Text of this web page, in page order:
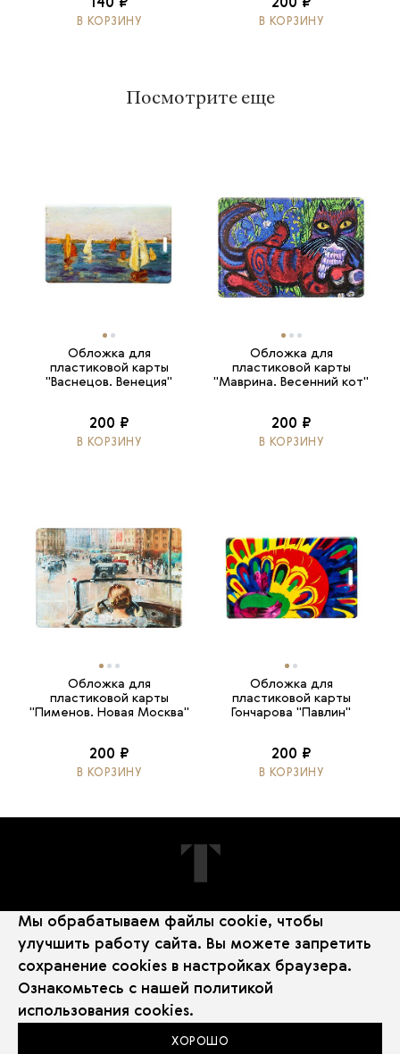
140 ₽
В КОРЗИНУ
200 ₽
В КОРЗИНУ
Посмотрите еще
Обложка для
пластиковой карты
"Васнецов. Венеция"
200 ₽
В КОРЗИНУ
Обложка для
пластиковой карты
"Маврина. Весенний кот"
200 ₽
В КОРЗИНУ
Обложка для
пластиковой карты
"Пименов. Новая Москва"
200 ₽
В КОРЗИНУ
Обложка для
пластиковой карты
Гончарова "Павлин"
200 ₽
В КОРЗИНУ
ПОДПИШИТЕСЬ НА НОВОСТИ
Политика использования Cookie
Мы обрабатываем файлы cookie, чтобы
улучшить работу сайта. Вы можете запретить
сохранение cookies в настройках браузера.
Ознакомьтесь с нашей политикой
использования cookies.
ХОРОШО